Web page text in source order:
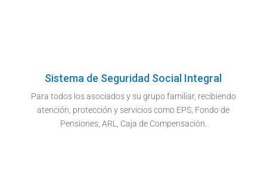
Sistema de Seguridad Social Integral
Para todos los asociados y su grupo familiar, recibiendo
atención, protección y servicios como EPS, Fondo de
Pensiones, ARL, Caja de Compensación.